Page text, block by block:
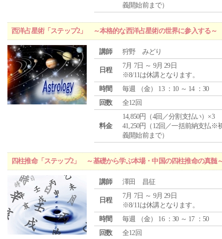
義開始前まで）
西洋占星術「ステップ2」 ～本格的な西洋占星術の世界に参入する～
講師 狩野 みどり
日程
7月 7日 ～ 9月 29日
※8/11は休講となります。
時間
毎週 （金） 13 ：10 ～ 14 ：30
回数
全12回
料金
14,850円（4回／分割支払い）×3
41,250円（12回／一括前納支払※
義開始前まで）
四柱推命「ステップ2」 ～基礎から学ぶ本場・中国の四柱推命の真髄
講師 澤田 昌征
日程
7月 7日 ～ 9月 29日
※8/11は休講となります。
時間
毎週 （金） 16 ：30 ～ 17 ：50
回数
全12回